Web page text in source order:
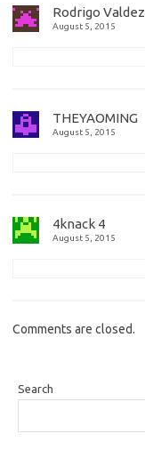
Rodrigo Valdez
August 5, 2015
THEYAOMING
August 5, 2015
4knack 4
August 5, 2015
Comments are closed.
Search